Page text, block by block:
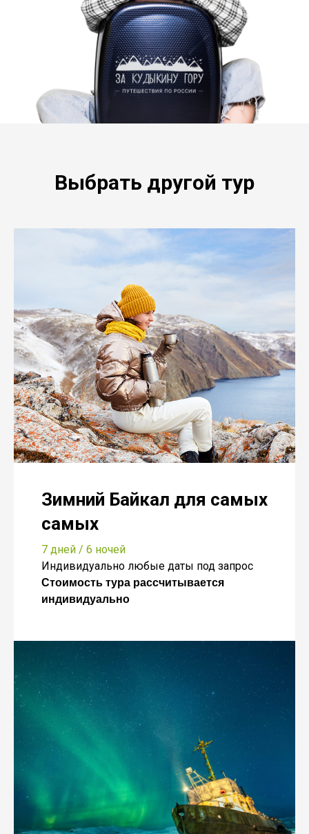
Выбрать другой тур
Зимний Байкал для самых
самых
7 дней / 6 ночей
Индивидуально любые даты под запрос
Стоимость тура рассчитывается
индивидуально